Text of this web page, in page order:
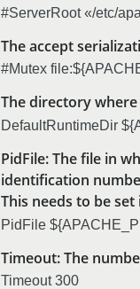
#ServerRoot «/etc/
The accept
#Mutex
The directory
DefaultRuntimeDir
PidFile: The file in
identification
This needs to be
PidFile
Timeout: The
Timeout 300